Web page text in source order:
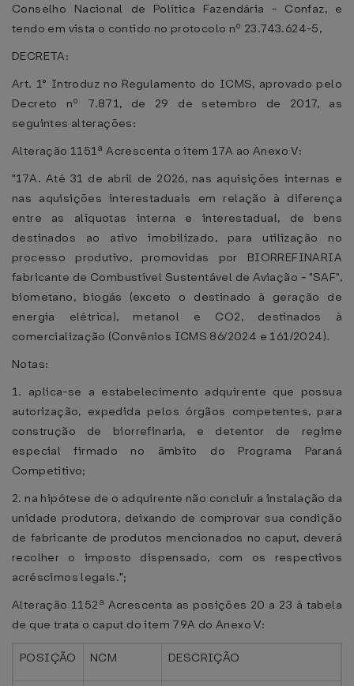
Conselho Nacional de Política Fazendária - Confaz, e
tendo em vista o contido no protocolo nº 23.743.624-5,
DECRETA:
Art. 1° Introduz no Regulamento do ICMS, aprovado pelo
Decreto nº 7.871, de 29 de setembro de 2017, as
seguintes alterações:
Alteração 1151ª Acrescenta o item 17A ao Anexo V:
"17A. Até 31 de abril de 2026, nas aquisições internas e
nas aquisições interestaduais em relação à diferença
entre as alíquotas interna e interestadual, de bens
destinados ao ativo imobilizado, para utilização no
processo produtivo, promovidas por BIORREFINARIA
fabricante de Combustível Sustentável de Aviação - "SAF",
biometano, biogás (exceto o destinado à geração de
energia elétrica), metanol e CO2, destinados à
comercialização (Convênios ICMS 86/2024 e 161/2024).
Notas:
1. aplica-se a estabelecimento adquirente que possua
autorização, expedida pelos órgãos competentes, para
construção de biorrefinaria, e detentor de regime
especial firmado no âmbito do Programa Paraná
Competitivo;
2. na hipótese de o adquirente não concluir a instalação da
unidade produtora, deixando de comprovar sua condição
de fabricante de produtos mencionados no caput, deverá
recolher o imposto dispensado, com os respectivos
acréscimos legais.";
Alteração 1152ª Acrescenta as posições 20 a 23 à tabela
de que trata o caput do item 79A do Anexo V:
POSIÇÃO NCM DESCRIÇÃO